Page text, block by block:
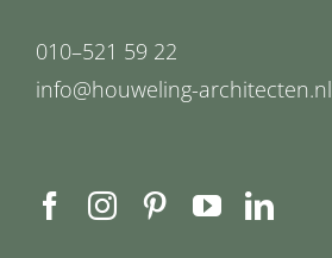
010–521 59 22
info@houweling-architecten.nl